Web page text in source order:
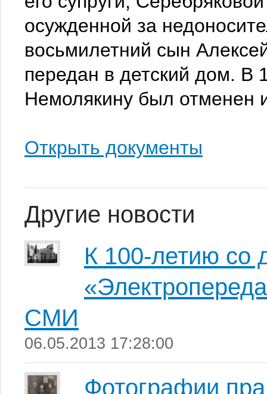
осужденной за
восьмилетний сын
передан в детский дом. В
Немолякину был отменен
Открыть документы
Другие новости
К 100-летию со
СМИ
06.05.2013 17:28:00
Фотографии